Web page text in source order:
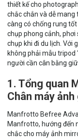
thiết kế cho
chắc chắn và dễ mang
càng có chống rung
chụp phong cảnh,
chụp khi đi du lịch. Với
không phải mẫu tripod
người cần cân bằng
1. Tổng quan
Chân máy
Manfrotto Befree
Manfrotto, hướng đến
chắc cho máy ảnh